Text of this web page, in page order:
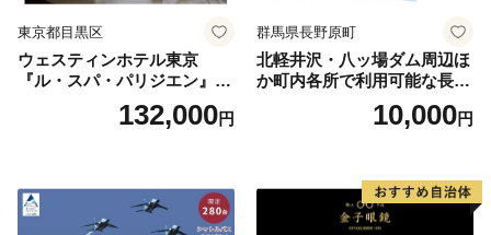
東京都目黒区
ウェスティンホテル東京
『ル・スパ・パリジエン』選
べるボディセラピー90分/1名
132,000円
群馬県長野原町
北軽井沢・八ッ場ダム周辺ほ
か町内各所で利用可能な長野
原町ふるさと感謝券（3,000
円分）【トラベル 観光 旅行
10,000円